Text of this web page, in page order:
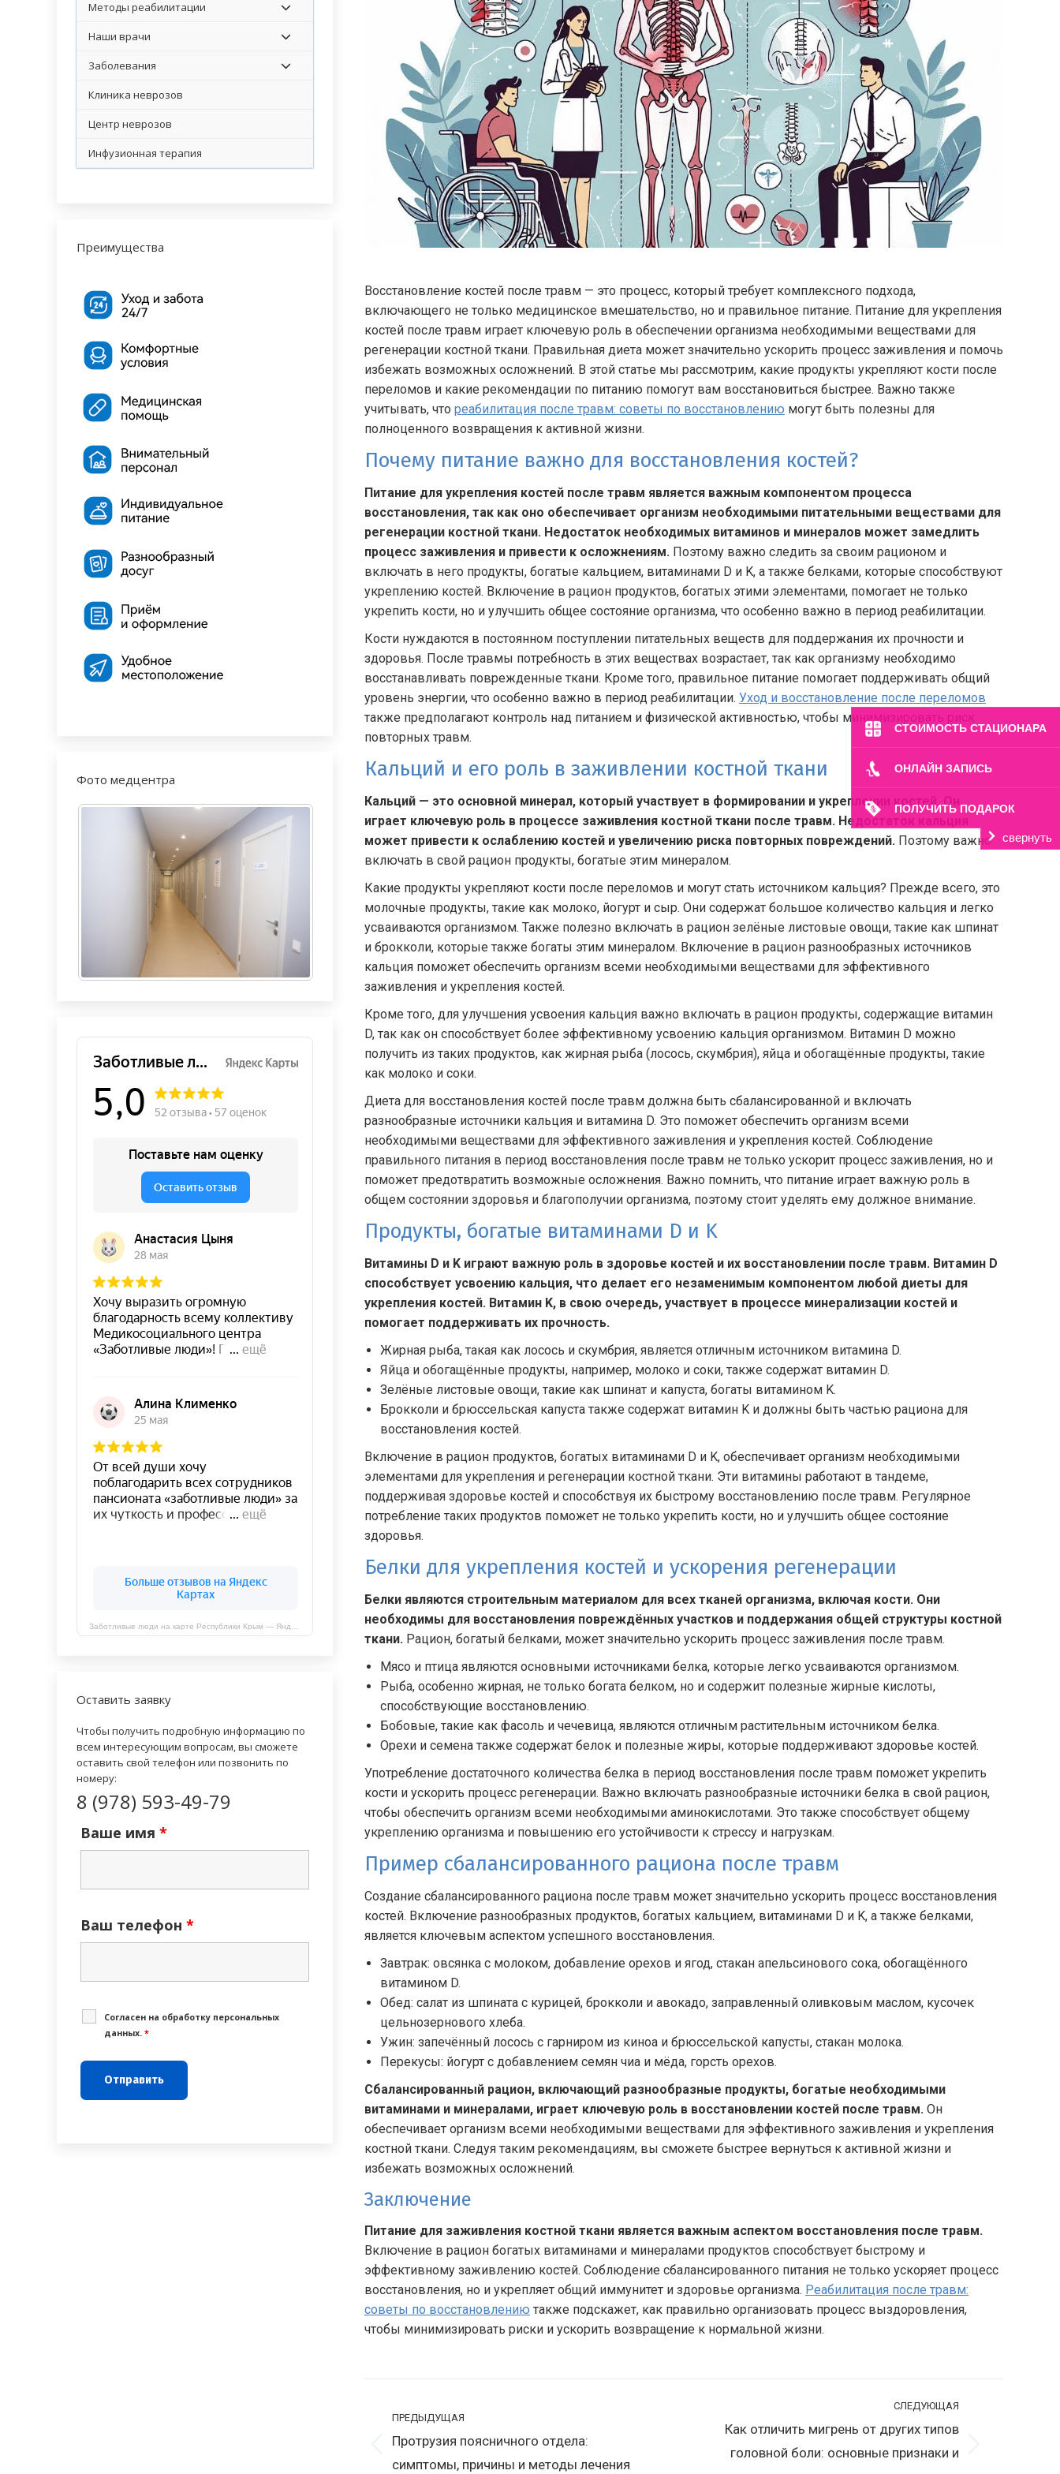
СТОИМОСТЬ СТАЦИОНАРА
ОНЛАЙН ЗАПИСЬ
ПОЛУЧИТЬ ПОДАРОК
свернуть
Восстановление костей после травм — это процесс, который требует комплексного подхода,
включающего не только медицинское вмешательство, но и правильное питание. Питание для укрепления
костей после травм играет ключевую роль в обеспечении организма необходимыми веществами для
регенерации костной ткани. Правильная диета может значительно ускорить процесс заживления и помочь
избежать возможных осложнений. В этой статье мы рассмотрим, какие продукты укрепляют кости после
переломов и какие рекомендации по питанию помогут вам восстановиться быстрее. Важно также
учитывать, что реабилитация после травм: советы по восстановлению могут быть полезны для
полноценного возвращения к активной жизни.
Почему питание важно для восстановления костей?
Питание для укрепления костей после травм является важным компонентом процесса
восстановления, так как оно обеспечивает организм необходимыми питательными веществами для
регенерации костной ткани. Недостаток необходимых витаминов и минералов может замедлить
процесс заживления и привести к осложнениям. Поэтому важно следить за своим рационом и
включать в него продукты, богатые кальцием, витаминами D и K, а также белками, которые способствуют
укреплению костей. Включение в рацион продуктов, богатых этими элементами, помогает не только
укрепить кости, но и улучшить общее состояние организма, что особенно важно в период реабилитации.
Кости нуждаются в постоянном поступлении питательных веществ для поддержания их прочности и
здоровья. После травмы потребность в этих веществах возрастает, так как организму необходимо
восстанавливать поврежденные ткани. Кроме того, правильное питание помогает поддерживать общий
уровень энергии, что особенно важно в период реабилитации. Уход и восстановление после переломов
также предполагают контроль над питанием и физической активностью, чтобы минимизировать риск
повторных травм.
Кальций и его роль в заживлении костной ткани
Кальций — это основной минерал, который участвует в формировании и укреплении костей. Он
играет ключевую роль в процессе заживления костной ткани после травм. Недостаток кальция
может привести к ослаблению костей и увеличению риска повторных повреждений. Поэтому важно
включать в свой рацион продукты, богатые этим минералом.
Какие продукты укрепляют кости после переломов и могут стать источником кальция? Прежде всего, это
молочные продукты, такие как молоко, йогурт и сыр. Они содержат большое количество кальция и легко
усваиваются организмом. Также полезно включать в рацион зелёные листовые овощи, такие как шпинат
и брокколи, которые также богаты этим минералом. Включение в рацион разнообразных источников
кальция поможет обеспечить организм всеми необходимыми веществами для эффективного
заживления и укрепления костей.
Кроме того, для улучшения усвоения кальция важно включать в рацион продукты, содержащие витамин
D, так как он способствует более эффективному усвоению кальция организмом. Витамин D можно
получить из таких продуктов, как жирная рыба (лосось, скумбрия), яйца и обогащённые продукты, такие
как молоко и соки.
Диета для восстановления костей после травм должна быть сбалансированной и включать
разнообразные источники кальция и витамина D. Это поможет обеспечить организм всеми
необходимыми веществами для эффективного заживления и укрепления костей. Соблюдение
правильного питания в период восстановления после травм не только ускорит процесс заживления, но и
поможет предотвратить возможные осложнения. Важно помнить, что питание играет важную роль в
общем состоянии здоровья и благополучии организма, поэтому стоит уделять ему должное внимание.
Продукты, богатые витаминами D и K
Витамины D и K играют важную роль в здоровье костей и их восстановлении после травм. Витамин D
способствует усвоению кальция, что делает его незаменимым компонентом любой диеты для
укрепления костей. Витамин K, в свою очередь, участвует в процессе минерализации костей и
помогает поддерживать их прочность.
Жирная рыба, такая как лосось и скумбрия, является отличным источником витамина D.
Яйца и обогащённые продукты, например, молоко и соки, также содержат витамин D.
Зелёные листовые овощи, такие как шпинат и капуста, богаты витамином K.
Брокколи и брюссельская капуста также содержат витамин K и должны быть частью рациона для
восстановления костей.
Включение в рацион продуктов, богатых витаминами D и K, обеспечивает организм необходимыми
элементами для укрепления и регенерации костной ткани. Эти витамины работают в тандеме,
поддерживая здоровье костей и способствуя их быстрому восстановлению после травм. Регулярное
потребление таких продуктов поможет не только укрепить кости, но и улучшить общее состояние
здоровья.
Белки для укрепления костей и ускорения регенерации
Белки являются строительным материалом для всех тканей организма, включая кости. Они
необходимы для восстановления повреждённых участков и поддержания общей структуры костной
ткани. Рацион, богатый белками, может значительно ускорить процесс заживления после травм.
Мясо и птица являются основными источниками белка, которые легко усваиваются организмом.
Рыба, особенно жирная, не только богата белком, но и содержит полезные жирные кислоты,
способствующие восстановлению.
Бобовые, такие как фасоль и чечевица, являются отличным растительным источником белка.
Орехи и семена также содержат белок и полезные жиры, которые поддерживают здоровье костей.
Употребление достаточного количества белка в период восстановления после травм поможет укрепить
кости и ускорить процесс регенерации. Важно включать разнообразные источники белка в свой рацион,
чтобы обеспечить организм всеми необходимыми аминокислотами. Это также способствует общему
укреплению организма и повышению его устойчивости к стрессу и нагрузкам.
Пример сбалансированного рациона после травм
Создание сбалансированного рациона после травм может значительно ускорить процесс восстановления
костей. Включение разнообразных продуктов, богатых кальцием, витаминами D и K, а также белками,
является ключевым аспектом успешного восстановления.
Завтрак: овсянка с молоком, добавление орехов и ягод, стакан апельсинового сока, обогащённого
витамином D.
Обед: салат из шпината с курицей, брокколи и авокадо, заправленный оливковым маслом, кусочек
цельнозернового хлеба.
Ужин: запечённый лосось с гарниром из киноа и брюссельской капусты, стакан молока.
Перекусы: йогурт с добавлением семян чиа и мёда, горсть орехов.
Сбалансированный рацион, включающий разнообразные продукты, богатые необходимыми
витаминами и минералами, играет ключевую роль в восстановлении костей после травм. Он
обеспечивает организм всеми необходимыми веществами для эффективного заживления и укрепления
костной ткани. Следуя таким рекомендациям, вы сможете быстрее вернуться к активной жизни и
избежать возможных осложнений.
Заключение
Питание для заживления костной ткани является важным аспектом восстановления после травм.
Включение в рацион богатых витаминами и минералами продуктов способствует быстрому и
эффективному заживлению костей. Соблюдение сбалансированного питания не только ускоряет процесс
восстановления, но и укрепляет общий иммунитет и здоровье организма. Реабилитация после травм:
советы по восстановлению также подскажет, как правильно организовать процесс выздоровления,
чтобы минимизировать риски и ускорить возвращение к нормальной жизни.
записям
ПРЕДЫДУЩАЯ
Предыдущая
Протрузия поясничного отдела:
симптомы, причины и методы лечения
СЛЕДУЮЩАЯ
Следующая
Как отличить мигрень от других типов
головной боли: основные признаки и
Методы реабилитации
Наши врачи
Заболевания
Клиника неврозов
Центр неврозов
Инфузионная терапия
Преимущества
Фото медцентра
Оставить заявку
Чтобы получить подробную информацию по
всем интересующим вопросам, вы сможете
оставить свой телефон или позвонить по
номеру:
8 (978) 593-49-79
Ваше имя *
Ваш телефон *
Cогласен на обработку персональных
данных. *